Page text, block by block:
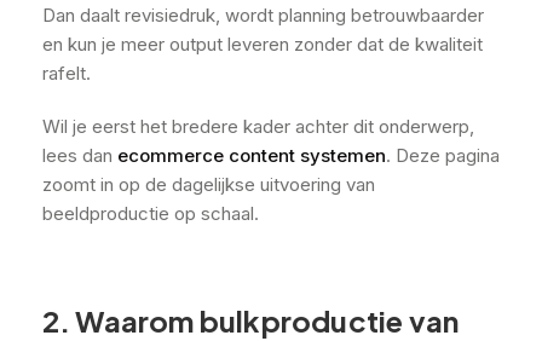
Dan daalt revisiedruk, wordt planning betrouwbaarder
en kun je meer output leveren zonder dat de kwaliteit
rafelt.
Wil je eerst het bredere kader achter dit onderwerp,
lees dan ecommerce content systemen. Deze pagina
zoomt in op de dagelijkse uitvoering van
beeldproductie op schaal.
2. Waarom bulkproductie van